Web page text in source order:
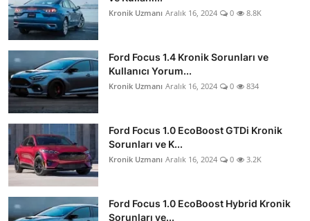
Kronik Uzmanı Aralık 16, 2024 0 8.8K
Ford Focus 1.4 Kronik Sorunları ve
Kullanıcı Yorum...
Kronik Uzmanı Aralık 16, 2024 0 834
Ford Focus 1.0 EcoBoost GTDi Kronik
Sorunları ve K...
Kronik Uzmanı Aralık 16, 2024 0 3.2K
Ford Focus 1.0 EcoBoost Hybrid Kronik
Sorunları ve...